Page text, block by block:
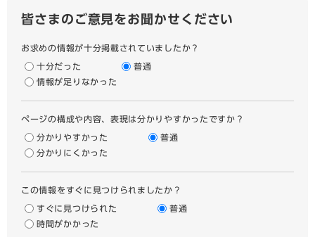
皆さまのご意見をお聞かせください
お求めの情報が十分掲載されていましたか？
十分だった
普通
情報が足りなかった
ページの構成や内容、表現は分かりやすかったですか？
分かりやすかった
普通
分かりにくかった
この情報をすぐに見つけられましたか？
すぐに見つけられた
普通
時間がかかった